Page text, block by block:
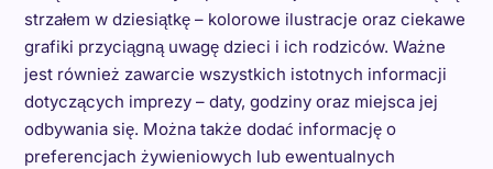
strzałem w dziesiątkę – kolorowe ilustracje oraz ciekawe
grafiki przyciągną uwagę dzieci i ich rodziców. Ważne
jest również zawarcie wszystkich istotnych informacji
dotyczących imprezy – daty, godziny oraz miejsca jej
odbywania się. Można także dodać informację o
preferencjach żywieniowych lub ewentualnych